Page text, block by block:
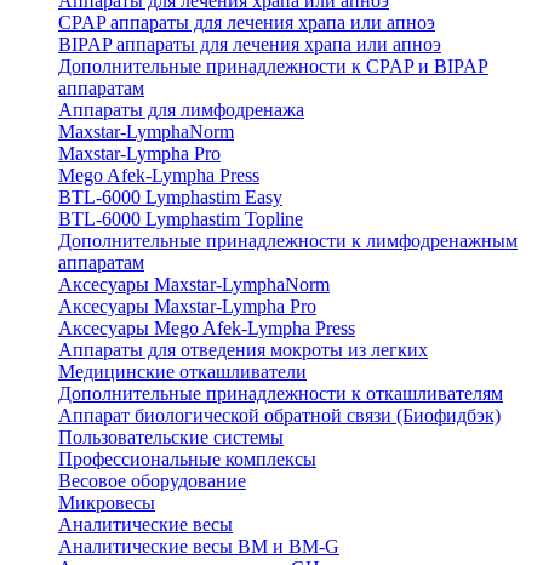
CPAP аппараты для лечения храпа или апноэ
BIPAP аппараты для лечения храпа или апноэ
Дополнительные принадлежности к CPAP и BIPAP
аппаратам
Аппараты для лимфодренажа
Maxstar-LymphaNorm
Maxstar-Lympha Pro
Mego Afek-Lympha Press
BTL-6000 Lymphastim Easy
BTL-6000 Lymphastim Topline
Дополнительные принадлежности к лимфодренажным
аппаратам
Аксесуары Maxstar-LymphaNorm
Аксесуары Maxstar-Lympha Pro
Аксесуары Mego Afek-Lympha Press
Аппараты для отведения мокроты из легких
Медицинские откашливатели
Дополнительные принадлежности к откашливателям
Аппарат биологической обратной связи (Биофидбэк)
Пользовательские системы
Профессиональные комплексы
Весовое оборудование
Микровесы
Аналитические весы
Аналитические весы BM и BM-G